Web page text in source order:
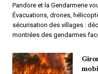
Pandore et la Gendarmerie
Évacuations, drones,
sécurisation des villages :
montrées des gendarmes